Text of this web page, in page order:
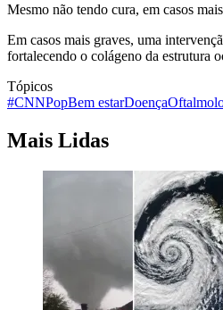
Mesmo não tendo cura, em casos
Em casos mais graves, uma
fortalecendo o colágeno da estrutura
Tópicos
#CNNPopBem estarDoença
Mais Lidas